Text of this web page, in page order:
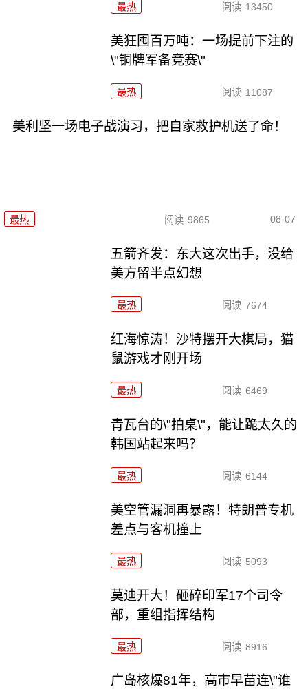
最热 阅读 13450
美狂囤百万吨：一场提前下注的
\"铜牌军备竞赛\"
最热 阅读 11087
美利坚一场电子战演习，把自家救护机送了命！
最热 阅读 9865 08-07
五箭齐发：东大这次出手，没给
美方留半点幻想
最热 阅读 7674
红海惊涛！沙特摆开大棋局，猫
鼠游戏才刚开场
最热 阅读 6469
青瓦台的\"拍桌\"，能让跪太久的
韩国站起来吗？
最热 阅读 6144
美空管漏洞再暴露！特朗普专机
差点与客机撞上
最热 阅读 5093
莫迪开大！砸碎印军17个司令
部，重组指挥结构
最热 阅读 8916
广岛核爆81年，高市早苗连\"谁